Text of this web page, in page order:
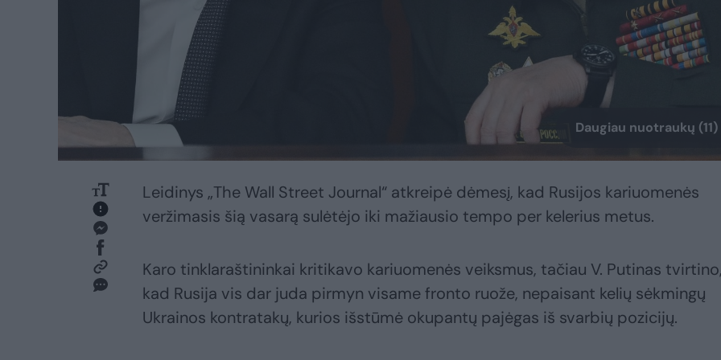
Daugiau nuotraukų (11)
Leidinys „The Wall Street Journal“ atkreipė dėmesį, kad Rusijos kariuomenės
veržimasis šią vasarą sulėtėjo iki mažiausio tempo per kelerius metus.
Karo tinklaraštininkai kritikavo kariuomenės veiksmus, tačiau V. Putinas
kad Rusija vis dar juda pirmyn visame fronto ruože, nepaisant kelių sėkmingų
Ukrainos kontratakų, kurios išstūmė okupantų pajėgas iš svarbių pozicijų.